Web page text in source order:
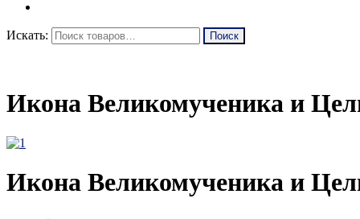
Искать:
Икона Великомученика и
Икона Великомученика и